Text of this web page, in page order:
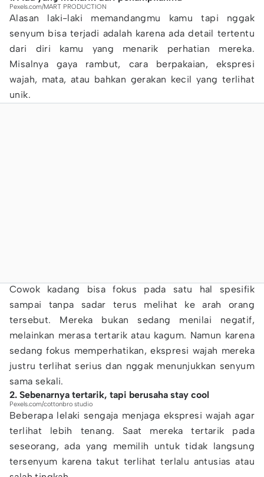
Pexels.com/MART PRODUCTION
Alasan laki-laki memandangmu kamu tapi nggak
senyum bisa terjadi adalah karena ada detail tertentu
dari diri kamu yang menarik perhatian mereka.
Misalnya gaya rambut, cara berpakaian, ekspresi
wajah, mata, atau bahkan gerakan kecil yang terlihat
unik.
Cowok kadang bisa fokus pada satu hal spesifik
sampai tanpa sadar terus melihat ke arah orang
tersebut. Mereka bukan sedang menilai negatif,
melainkan merasa tertarik atau kagum. Namun karena
sedang fokus memperhatikan, ekspresi wajah mereka
justru terlihat serius dan nggak menunjukkan senyum
sama sekali.
2. Sebenarnya tertarik, tapi berusaha stay cool
Pexels.com/cottonbro studio
Beberapa lelaki sengaja menjaga ekspresi wajah agar
terlihat lebih tenang. Saat mereka tertarik pada
seseorang, ada yang memilih untuk tidak langsung
tersenyum karena takut terlihat terlalu antusias atau